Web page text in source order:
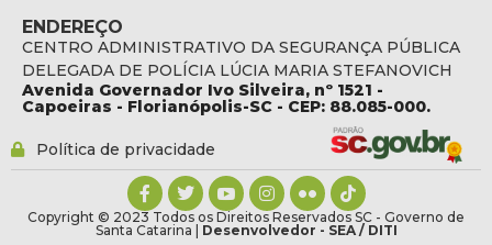
ENDEREÇO
CENTRO ADMINISTRATIVO DA SEGURANÇA PÚBLICA
DELEGADA DE POLÍCIA LÚCIA MARIA STEFANOVICH
Avenida Governador Ivo Silveira, nº 1521 -
Capoeiras - Florianópolis-SC - CEP: 88.085-000.
Política de privacidade
Copyright © 2023 Todos os Direitos Reservados SC - Governo de
Santa Catarina | Desenvolvedor - SEA / DITI